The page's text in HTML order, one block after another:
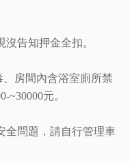
沒告知押金全扣。
房間內含浴室廁所禁
~30000元。
全問題，請自行管理車